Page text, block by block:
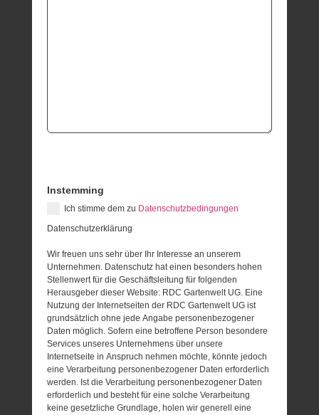
Instemming
Ich stimme dem zu Datenschutzbedingungen
Datenschutzerklärung
Wir freuen uns sehr über Ihr Interesse an unserem
Unternehmen. Datenschutz hat einen besonders hohen
Stellenwert für die Geschäftsleitung für folgenden
Herausgeber dieser Website: RDC Gartenwelt UG. Eine
Nutzung der Internetseiten der RDC Gartenwelt UG ist
grundsätzlich ohne jede Angabe personenbezogener
Daten möglich. Sofern eine betroffene Person besondere
Services unseres Unternehmens über unsere
Internetseite in Anspruch nehmen möchte, könnte jedoch
eine Verarbeitung personenbezogener Daten erforderlich
werden. Ist die Verarbeitung personenbezogener Daten
erforderlich und besteht für eine solche Verarbeitung
keine gesetzliche Grundlage, holen wir generell eine